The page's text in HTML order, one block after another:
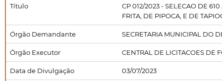
Título
CP 012/2023 - SELECAO DE
FRITA, DE PIPOCA, E DE
Órgão Demandante SECRETARIA MUNICIPAL DO
Órgão Executor CENTRAL DE LICITACOES DE
Data de Divulgação 03/07/2023